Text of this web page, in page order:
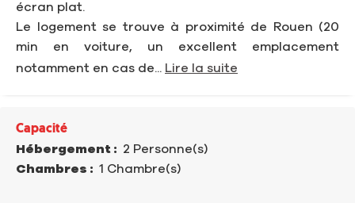
écran plat.
Le logement se trouve à proximité de Rouen (20
min en voiture, un excellent emplacement
notamment en cas de... Lire la suite
Capacité
Hébergement : 2 Personne(s)
Chambres : 1 Chambre(s)